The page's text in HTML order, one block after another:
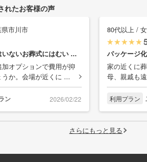
れたお客様の声
市川市
ないお葬式にはむい ...
オプションで費用が抑
か。会場が近くに ...
ン 2026/02/22
80代以上 /
パッケージ
家の近くに
母、親戚も
利用プラン
さらにもっと見る